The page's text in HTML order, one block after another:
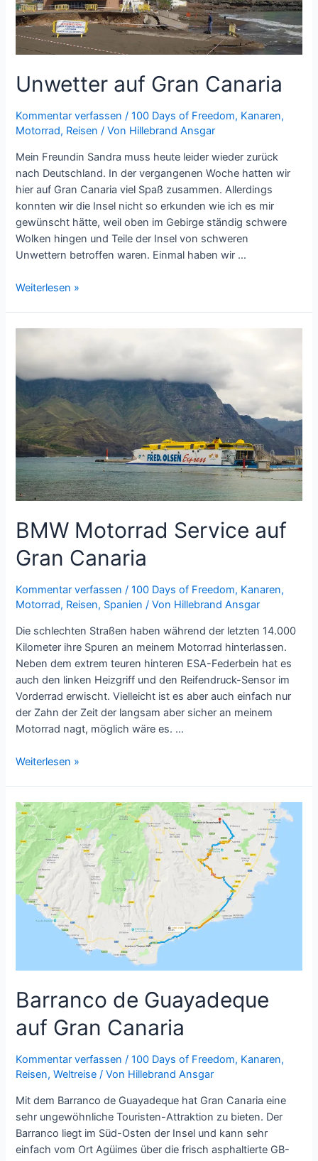
Unwetter auf Gran Canaria
Kommentar verfassen /100 Days of Freedom, Kanaren,
Motorrad, Reisen / Von Hillebrand Ansgar
Mein Freundin Sandra muss heute leider wieder zurück
nach Deutschland. In der vergangenen Woche hatten wir
hier auf Gran Canaria viel Spaß zusammen. Allerdings
konnten wir die Insel nicht so erkunden wie ich es mir
gewünscht hätte, weil oben im Gebirge ständig schwere
Wolken hingen und Teile der Insel von schweren
Unwettern betroffen waren. Einmal haben wir …
Unwetter
Canaria
Weiterlesen »
BMW Motorrad Service auf
Gran Canaria
Kommentar verfassen /100 Days of Freedom, Kanaren,
Motorrad, Reisen, Spanien / Von Hillebrand Ansgar
Die schlechten Straßen haben während der letzten 14.000
Kilometer ihre Spuren an meinem Motorrad hinterlassen.
Neben dem extrem teuren hinteren ESA-Federbein hat es
auch den linken Heizgriff und den Reifendruck-Sensor im
Vorderrad erwischt. Vielleicht ist es aber auch einfach nur
der Zahn der Zeit der langsam aber sicher an meinem
Motorrad nagt, möglich wäre es. …
BMW
auf
Gran
Canaria
Weiterlesen »
Barranco de Guayadeque
auf Gran Canaria
Kommentar verfassen /100 Days of Freedom, Kanaren,
Reisen,Weltreise / Von Hillebrand Ansgar
Mit dem Barranco de Guayadeque hat Gran Canaria eine
sehr ungewöhnliche Touristen-Attraktion zu bieten. Der
Barranco liegt im Süd-Osten der Insel und kann sehr
einfach vom Ort Agüimes über die frisch asphaltierte GB-